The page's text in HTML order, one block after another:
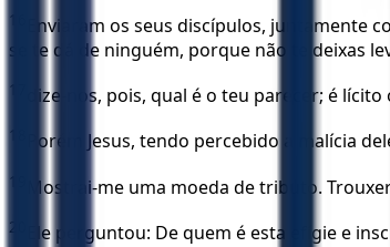
16
Enviaram os seus discípulos, juntamente
se te dá de ninguém, porque não te deixas
17 dize-nos, pois, qual é o teu parecer; é
18 Porém Jesus, tendo percebido a malícia
19 Mostrai-me uma moeda de tributo.
20 Ele perguntou: De quem é esta efígie e